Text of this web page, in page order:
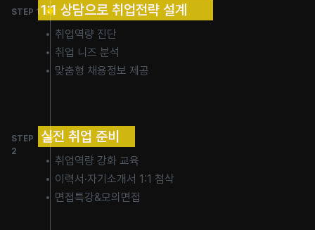
STEP 1 1:1 상담으로 취업전략 설계
취업역량 진단
취업 니즈 분석
맞춤형 채용정보 제공
STEP
2
실전 취업 준비
취업역량 강화 교육
이력서·자기소개서 1:1 첨삭
면접특강&모의면접